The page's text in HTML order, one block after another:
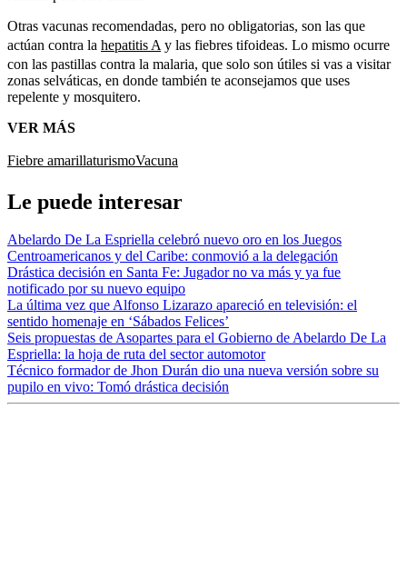
Otras vacunas recomendadas, pero no obligatorias, son las que
actúan contra la hepatitis A y las fiebres tifoideas. Lo mismo ocurre
con las pastillas contra la malaria, que solo son útiles si vas a visitar
zonas selváticas, en donde también te aconsejamos que uses
repelente y mosquitero.
VER MÁS
Fiebre amarillaturismoVacuna
Le puede interesar
Abelardo De La Espriella celebró nuevo oro en los Juegos
Centroamericanos y del Caribe: conmovió a la delegación
Drástica decisión en Santa Fe: Jugador no va más y ya fue
notificado por su nuevo equipo
La última vez que Alfonso Lizarazo apareció en televisión: el
sentido homenaje en ‘Sábados Felices’
Seis propuestas de Asopartes para el Gobierno de Abelardo De La
Espriella: la hoja de ruta del sector automotor
Técnico formador de Jhon Durán dio una nueva versión sobre su
pupilo en vivo: Tomó drástica decisión